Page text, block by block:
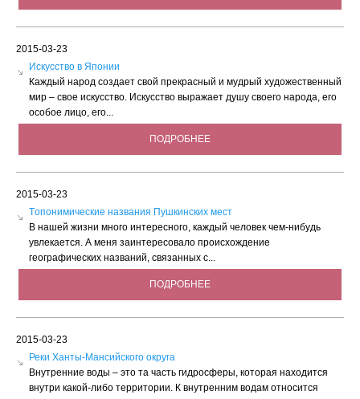
2015-03-23
Искусство в Японии
Каждый народ создает свой прекрасный и мудрый художественный
мир – свое искусство. Искусство выражает душу своего народа, его
особое лицо, его...
ПОДРОБНЕЕ
2015-03-23
Tопонимические названия Пушкинских мест
В нашей жизни много интересного, каждый человек чем-нибудь
увлекается. А меня заинтересовало происхождение
географических названий, связанных с...
ПОДРОБНЕЕ
2015-03-23
Реки Ханты-Мансийского округа
Внутренние воды – это та часть гидросферы, которая находится
внутри какой-либо территории. К внутренним водам относится